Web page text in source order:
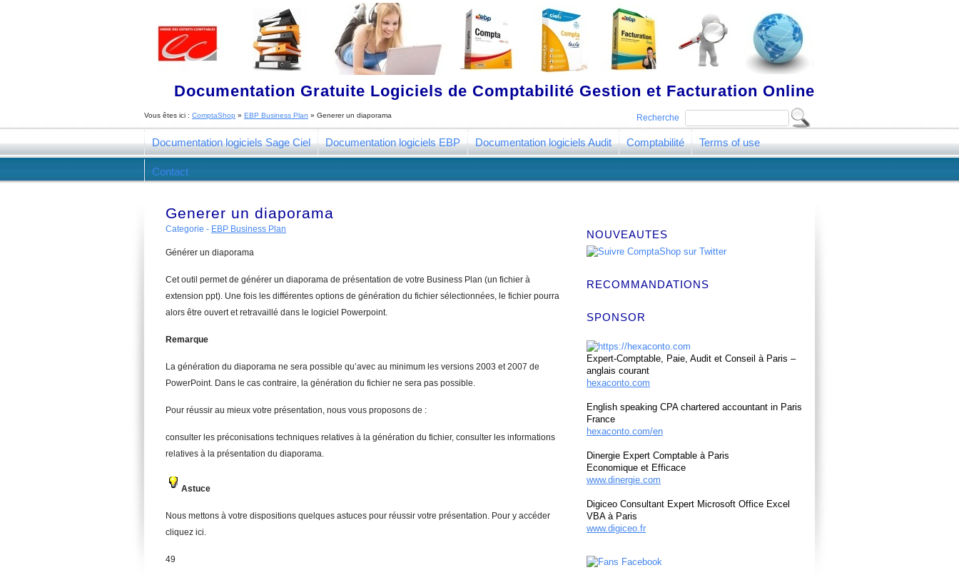
Documentation Gratuite Logiciels de Comptabilité Gestion et Facturation Online
Recherche
Vous êtes ici : ComptaShop » EBP Business Plan » Generer un diaporama
Documentation logiciels Sage Ciel Documentation logiciels EBP Documentation logiciels Audit Comptabilité Terms of use
Contact
Generer un diaporama
Categorie - EBP Business Plan
Générer un diaporama
Cet outil permet de générer un diaporama de présentation de votre Business Plan (un fichier à
extension ppt). Une fois les différentes options de génération du fichier sélectionnées, le fichier pourra
alors être ouvert et retravaillé dans le logiciel Powerpoint.
Remarque
La génération du diaporama ne sera possible qu’avec au minimum les versions 2003 et 2007 de
PowerPoint. Dans le cas contraire, la génération du fichier ne sera pas possible.
Pour réussir au mieux votre présentation, nous vous proposons de :
consulter les préconisations techniques relatives à la génération du fichier, consulter les informations
relatives à la présentation du diaporama.
Astuce
Nous mettons à votre dispositions quelques astuces pour réussir votre présentation. Pour y accéder
cliquez ici.
49
NOUVEAUTES
RECOMMANDATIONS
SPONSOR
Expert-Comptable, Paie, Audit et Conseil à Paris –
anglais courant
hexaconto.com
English speaking CPA chartered accountant in Paris
France
hexaconto.com/en
Dinergie Expert Comptable à Paris
Economique et Efficace
www.dinergie.com
Digiceo Consultant Expert Microsoft Office Excel
VBA à Paris
www.digiceo.fr